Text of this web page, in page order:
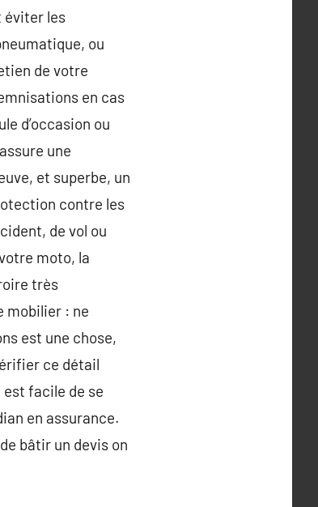
éviter les
ou
de votre
en cas
d’occasion ou
une
et superbe, un
contre les
de vol ou
moto, la
très
mobilier : ne
est une chose,
ce détail
facile de se
en assurance.
bâtir un devis on